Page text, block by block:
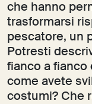
che hanno
trasformarsi
pescatore, un
Potresti
fianco a
come avete
costumi? Che